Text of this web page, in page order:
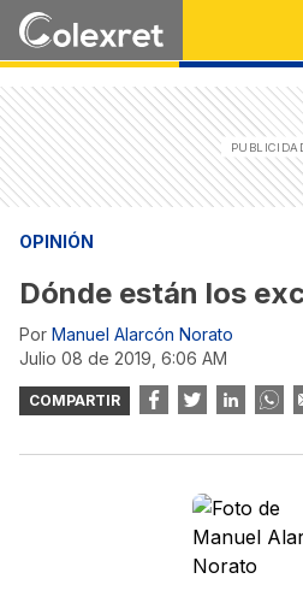
OPINIÓN
Dónde están los
Por Manuel Alarcón Norato
julio 08 de 2019, 6:06 AM
COMPARTIR